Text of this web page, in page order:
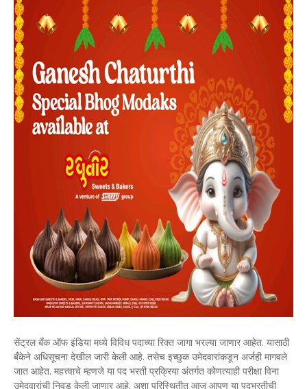
सेंट्रल बँक ऑफ इंडिया मध्ये विविध पदाच्या रिक्त जागा भरल्या जाणार आहेत. यासाठी
बँकेने अधिसूचना देखील जारी केली आहे. तसेच इच्छुक उमेदवारांकडून अर्जही मागवले
जात आहेत. महत्त्वाचे म्हणजे या पद भरती प्रक्रिया अंतर्गत कोणत्याही परीक्षा विना
उमेदवारांची निवड केली जाणार आहे. अशा परिस्थितीत आज आपण या पदभरतीची